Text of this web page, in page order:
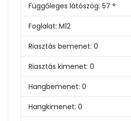
Függőleges látószög: 57 °
Foglalat: M12
Riasztás bemenet: 0
Riasztás kimenet: 0
Hangbemenet: 0
Hangkimenet: 0